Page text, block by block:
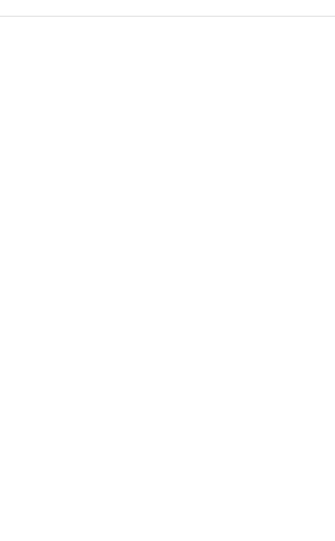
запретили